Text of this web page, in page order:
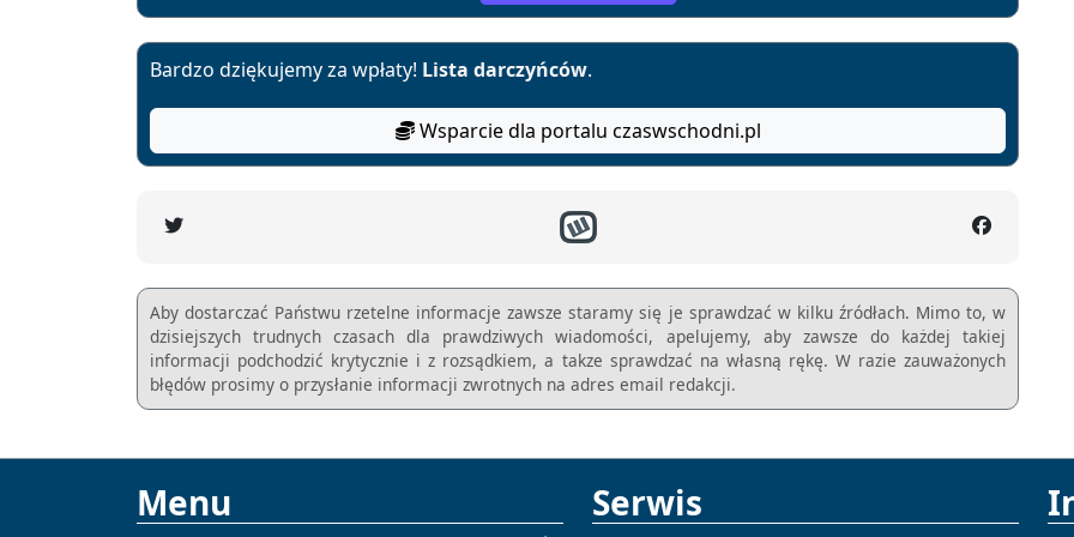
Bardzo dziękujemy za wpłaty! Lista darczyńców.
Wsparcie dla portalu czaswschodni.pl
Aby dostarczać Państwu rzetelne informacje zawsze staramy się je sprawdzać w kilku źródłach. Mimo to, w
dzisiejszych trudnych czasach dla prawdziwych wiadomości, apelujemy, aby zawsze do każdej takiej
informacji podchodzić krytycznie i z rozsądkiem, a takze sprawdzać na własną rękę. W razie zauważonych
błędów prosimy o przysłanie informacji zwrotnych na adres email redakcji.
Menu Serwis